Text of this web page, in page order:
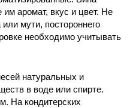
аромат, вкус и цвет. Не
мути, постороннего
необходимо учитывать
натуральных и
в воде или спирте.
На кондитерских